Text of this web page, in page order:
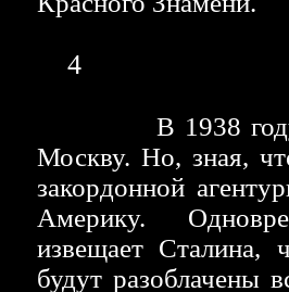
4
В 1938
Москву. Но, зная,
закордонной
Америку.
извещает Сталина,
будут разоблачены